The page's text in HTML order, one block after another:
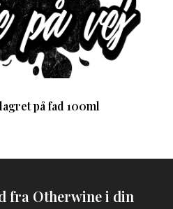
på fad 100ml
fra Otherwine i din